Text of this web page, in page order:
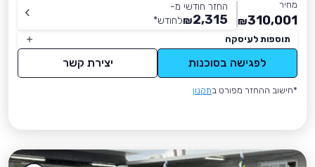
מחיר
310,001
₪
החזר חודשי מ-
2,315
₪לחודש*
תוספות לעיסקה
לפגישה בסוכנות יצירת קשר
*חישוב ההחזר מפורט בתקנון